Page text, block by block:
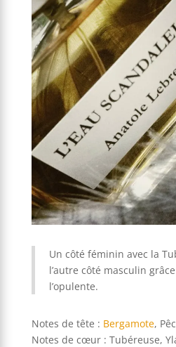
Un côté féminin avec la
l’autre côté masculin
l’opulente.
Notes de tête : Bergamote,
Notes de cœur : Tubéreuse,